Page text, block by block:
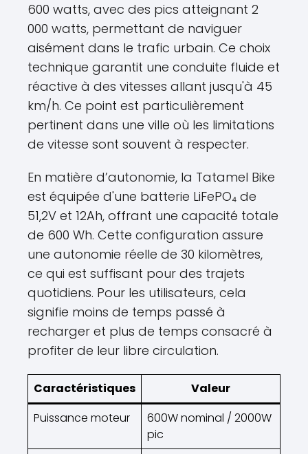
600 watts, avec des pics atteignant 2
000 watts, permettant de naviguer
aisément dans le trafic urbain. Ce choix
technique garantit une conduite fluide et
réactive à des vitesses allant jusqu'à 45
km/h. Ce point est particulièrement
pertinent dans une ville où les limitations
de vitesse sont souvent à respecter.
En matière d’autonomie, la Tatamel Bike
est équipée d'une batterie LiFePO₄ de
51,2V et 12Ah, offrant une capacité totale
de 600 Wh. Cette configuration assure
une autonomie réelle de 30 kilomètres,
ce qui est suffisant pour des trajets
quotidiens. Pour les utilisateurs, cela
signifie moins de temps passé à
recharger et plus de temps consacré à
profiter de leur libre circulation.
Caractéristiques
Valeur
Puissance moteur
600W nominal / 2000W
pic